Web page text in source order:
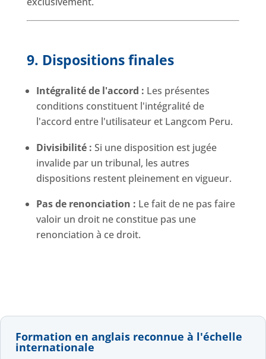
9. Dispositions finales
Intégralité de l'accord : Les présentes
conditions constituent l'intégralité de
l'accord entre l'utilisateur et Langcom Peru.
Divisibilité : Si une disposition est jugée
invalide par un tribunal, les autres
dispositions restent pleinement en vigueur.
Pas de renonciation : Le fait de ne pas faire
valoir un droit ne constitue pas une
renonciation à ce droit.
Formation en anglais reconnue à l'échelle
internationale